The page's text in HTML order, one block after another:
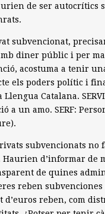
de ser autocrítics
subvencionat,
diner públic i per
acostuma a tenir
els poders polític i
Catalana.
a un amo. SERF:
subvencionats no
d’informar de
de quines
reben subvenciones
reben, com